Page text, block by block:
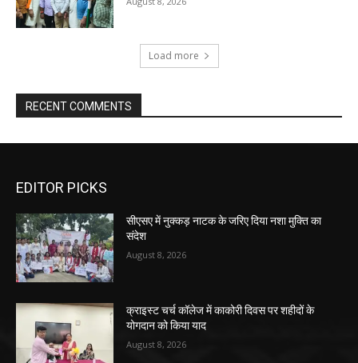
Load more
RECENT COMMENTS
EDITOR PICKS
सीएसए में नुक्कड़ नाटक के जरिए दिया नशा मुक्ति का
संदेश
August 8, 2026
क्राइस्ट चर्च कॉलेज में काकोरी दिवस पर शहीदों के
योगदान को किया याद
August 8, 2026